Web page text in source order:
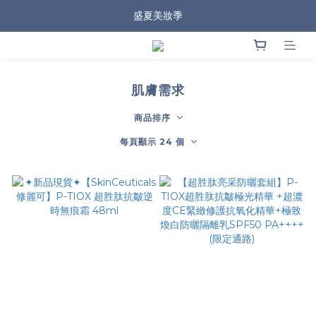
盛夏美妝季
肌膚需求
商品排序
每頁顯示 24 個